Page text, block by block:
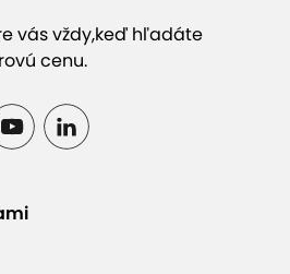
vás vždy,keď hľadáte
cenu.